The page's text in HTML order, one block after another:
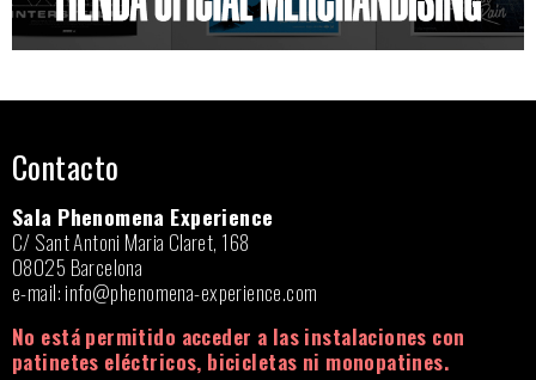
Contacto
Sala Phenomena Experience
C/ Sant Antoni Maria Claret, 168
08025 Barcelona
e-mail:info@phenomena-experience.com
No está permitido acceder a las instalaciones con
patinetes eléctricos, bicicletas ni monopatines.